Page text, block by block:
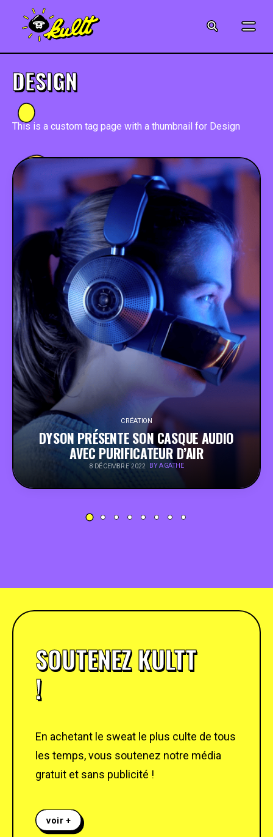
MUSIQUE
CRÉATION
ART
JEUX-VIDÉO
VINTAGE
PEOPLE
FOOD
BONS PLANS
SOUTENEZ KULTT
DESIGN
This is a custom tag page with a thumbnail for Design
CRÉATION
DYSON PRÉSENTE SON CASQUE AUDIO
AVEC PURIFICATEUR D’AIR
8 DÉCEMBRE 2022 BY AGATHE
SOUTENEZ KULTT
!
En achetant le sweat le plus culte de tous
les temps, vous soutenez notre média
gratuit et sans publicité !
voir +